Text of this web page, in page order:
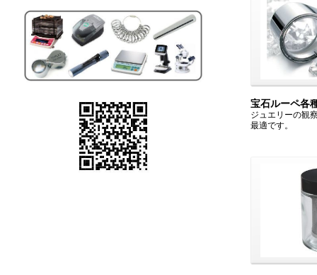
宝石ルーペ各
ジュエリーの観
最適です。